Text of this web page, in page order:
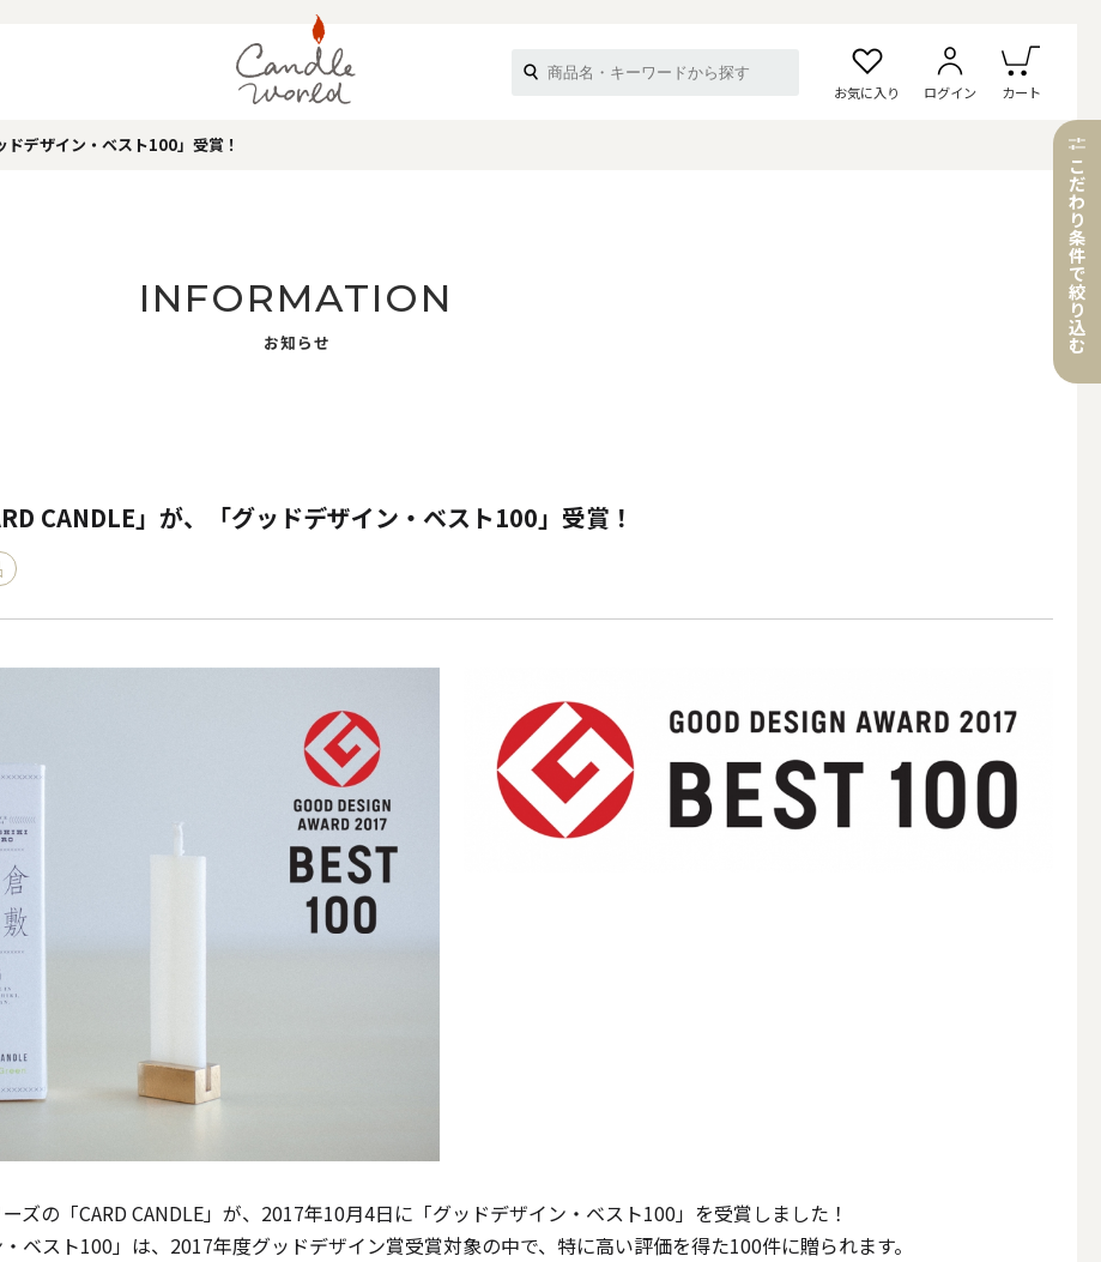
お気に入り ログイン カート
《ゆらぎ》
アロマキャンドル
キャンドル
キャンドル
デザイン・ベスト100」受賞！
INFORMATION
お知らせ
CANDLE」が、「グッドデザイン・ベスト100」受賞！
ーズの「CARD CANDLE」が、2017年10月4日に「グッドデザイン・ベスト100」を受賞しました！
・ベスト100」は、2017年度グッドデザイン賞受賞対象の中で、特に高い評価を得た100件に贈られます。
こ
だ
わ
り
条
件
で
絞
り
込
む